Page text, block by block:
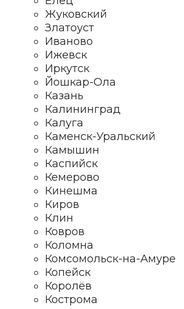
Жуковский
Златоуст
Иваново
Ижевск
Иркутск
Йошкар-Ола
Казань
Калининград
Калуга
Каменск-Уральский
Камышин
Каспийск
Кемерово
Кинешма
Киров
Клин
Ковров
Коломна
Комсомольск-на-Амуре
Копейск
Королёв
Кострома